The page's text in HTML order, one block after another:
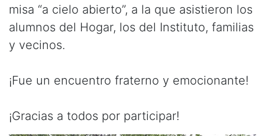
misa “a cielo abierto”, a la que asistieron los
alumnos del Hogar, los del Instituto, familias
y vecinos.
¡Fue un encuentro fraterno y emocionante!
¡Gracias a todos por participar!